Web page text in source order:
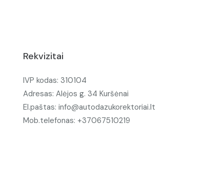
Rekvizitai
IVP kodas: 310104
Adresas: Alėjos g. 34 Kuršėnai
El.paštas: info@autodazukorektoriai.lt
Mob.telefonas: +37067510219